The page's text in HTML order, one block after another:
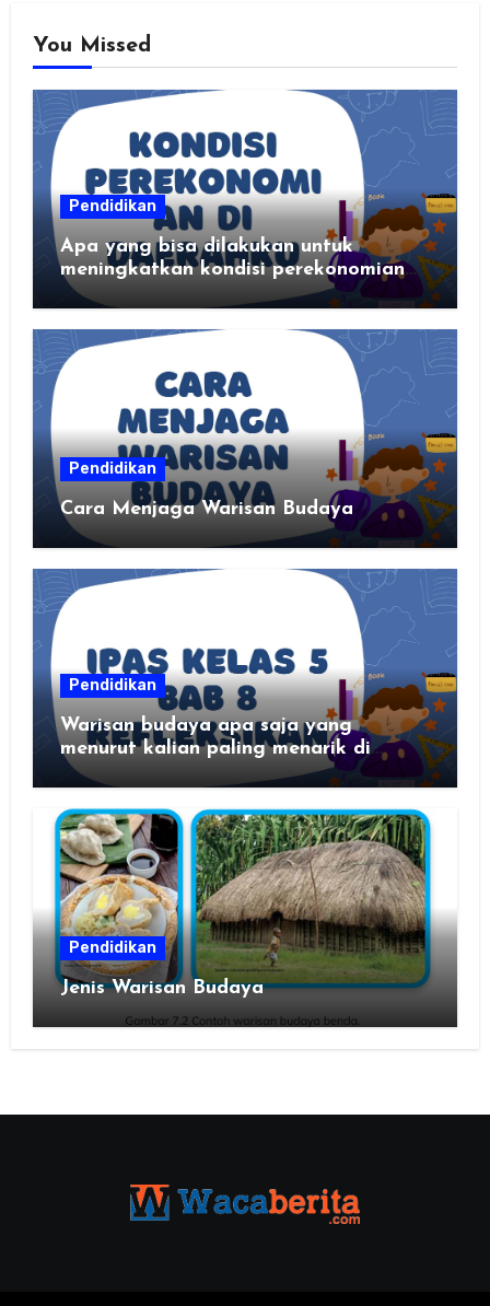
You Missed
Pendidikan
Apa yang bisa dilakukan untuk
meningkatkan kondisi perekonomian
daerahku?
Pendidikan
Cara Menjaga Warisan Budaya
Pendidikan
Warisan budaya apa saja yang
menurut kalian paling menarik di
Pendidikan
Jenis Warisan Budaya